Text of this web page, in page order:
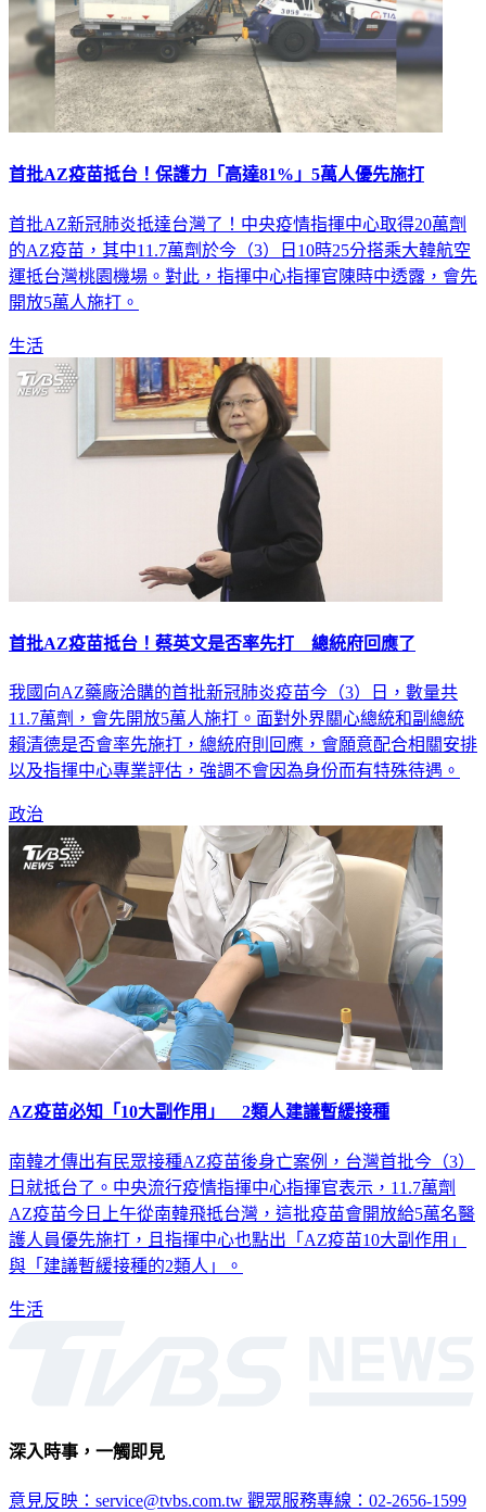
首批AZ疫苗抵台！保護力「高達81%」5萬人優先施打
首批AZ新冠肺炎抵達台灣了！中央疫情指揮中心取得20萬劑
的AZ疫苗，其中11.7萬劑於今（3）日10時25分搭乘大韓航空
運抵台灣桃園機場。對此，指揮中心指揮官陳時中透露，會先
開放5萬人施打。
生活
首批AZ疫苗抵台！蔡英文是否率先打 總統府回應了
我國向AZ藥廠洽購的首批新冠肺炎疫苗今（3）日，數量共
11.7萬劑，會先開放5萬人施打。面對外界關心總統和副總統
賴清德是否會率先施打，總統府則回應，會願意配合相關安排
以及指揮中心專業評估，強調不會因為身份而有特殊待遇。
政治
AZ疫苗必知「10大副作用」 2類人建議暫緩接種
南韓才傳出有民眾接種AZ疫苗後身亡案例，台灣首批今（3）
日就抵台了。中央流行疫情指揮中心指揮官表示，11.7萬劑
AZ疫苗今日上午從南韓飛抵台灣，這批疫苗會開放給5萬名醫
護人員優先施打，且指揮中心也點出「AZ疫苗10大副作用」
與「建議暫緩接種的2類人」。
生活
深入時事，一觸即見
意見反映：service@tvbs.com.tw 觀眾服務專線：02-2656-1599